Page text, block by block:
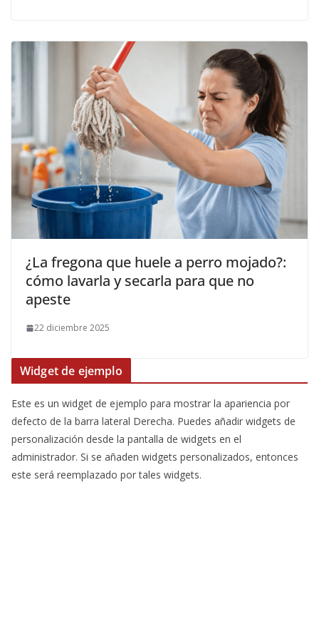
¿La fregona que huele a perro mojado?:
cómo lavarla y secarla para que no
apeste
22 diciembre 2025
Widget de ejemplo
Este es un widget de ejemplo para mostrar la apariencia por
defecto de la barra lateral Derecha. Puedes añadir widgets de
personalización desde la pantalla de widgets en el
administrador. Si se añaden widgets personalizados, entonces
este será reemplazado por tales widgets.